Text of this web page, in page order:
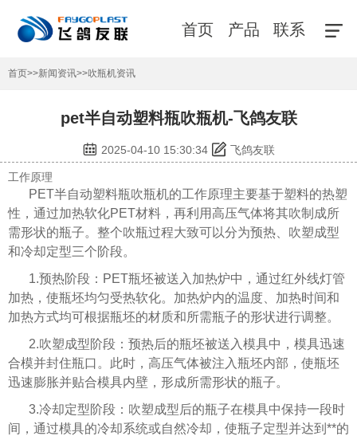
首页 产品 联系
首页>>新闻资讯>>吹瓶机资讯
pet半自动塑料瓶吹瓶机-飞鸽友联
2025-04-10 15:30:34 飞鸽友联
工作原理
PET半自动塑料瓶吹瓶机的工作原理主要基于塑料的热塑
性，通过加热软化PET材料，再利用高压气体将其吹制成所
需形状的瓶子。整个吹瓶过程大致可以分为预热、吹塑成型
和冷却定型三个阶段。
1.预热阶段：PET瓶坯被送入加热炉中，通过红外线灯管
加热，使瓶坯均匀受热软化。加热炉内的温度、加热时间和
加热方式均可根据瓶坯的材质和所需瓶子的形状进行调整。
2.吹塑成型阶段：预热后的瓶坯被送入模具中，模具迅速
合模并封住瓶口。此时，高压气体被注入瓶坯内部，使瓶坯
迅速膨胀并贴合模具内壁，形成所需形状的瓶子。
3.冷却定型阶段：吹塑成型后的瓶子在模具中保持一段时
间，通过模具的冷却系统或自然冷却，使瓶子定型并达到**的